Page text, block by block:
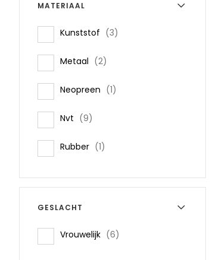
MATERIAAL
Kunststof 3items
Metaal 2items
Neopreen 1item
Nvt 9items
Rubber 1item
GESLACHT
Vrouwelijk 6items